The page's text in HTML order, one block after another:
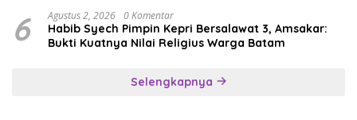
6 Agustus 2, 2026 0 Komentar
Habib Syech Pimpin Kepri Bersalawat 3, Amsakar:
Bukti Kuatnya Nilai Religius Warga Batam
Selengkapnya